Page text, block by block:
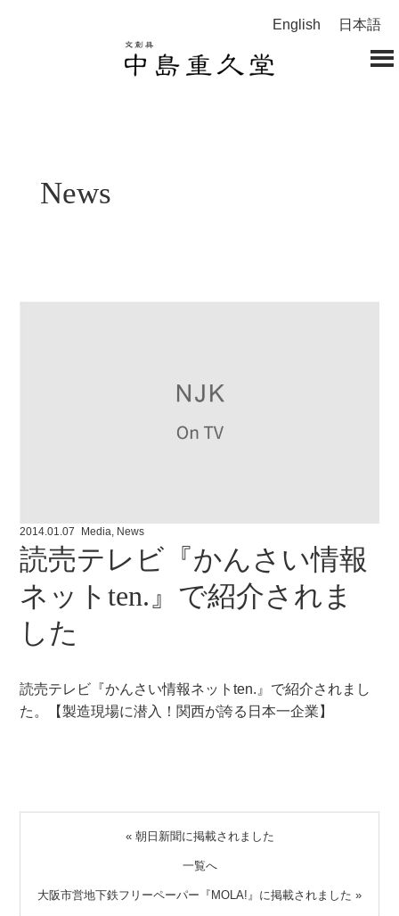
English 日本語
News
2014.01.07 Media, News
読売テレビ『かんさい情報
ネットten.』で紹介されま
した
読売テレビ『かんさい情報ネットten.』で紹介されまし
た。【製造現場に潜入！関西が誇る日本一企業】
« 朝日新聞に掲載されました
一覧へ
大阪市営地下鉄フリーペーパー『MOLA!』に掲載されました »